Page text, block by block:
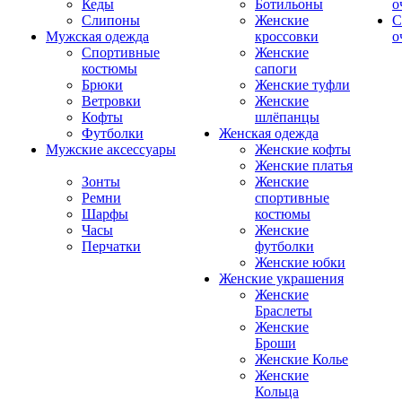
Кеды
Слипоны
Мужская одежда
Спортивные
костюмы
Брюки
Ветровки
Кофты
Футболки
Мужские аксессуары
Зонты
Ремни
Шарфы
Часы
Перчатки
Ботильоны
Женские
кроссовки
Женские
сапоги
Женские туфли
Женские
шлёпанцы
Женская одежда
Женские кофты
Женские платья
Женские
спортивные
костюмы
Женские
футболки
Женские юбки
Женские украшения
Женские
Браслеты
Женские
Броши
Женские Колье
Женские
Кольца